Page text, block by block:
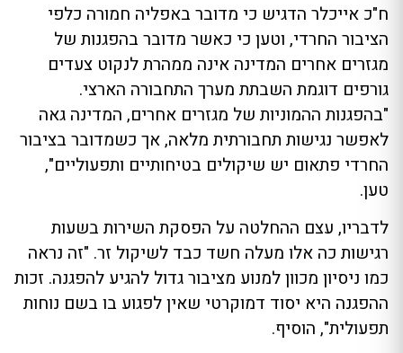
ח"כ אייכלר הדגיש כי מדובר באפליה חמורה כלפי
הציבור החרדי, וטען כי כאשר מדובר בהפגנות של
מגזרים אחרים המדינה אינה ממהרת לנקוט צעדים
גורפים דוגמת השבתת מערך התחבורה הארצי.
"בהפגנות ההמוניות של מגזרים אחרים, המדינה גאה
לאפשר נגישות תחבורתית מלאה, אך כשמדובר בציבור
החרדי פתאום יש שיקולים בטיחותיים ותפעוליים",
טען.
לדבריו, עצם ההחלטה על הפסקת השירות בשעות
רגישות כה אלו מעלה חשד כבד לשיקול זר. "זה נראה
כמו ניסיון מכוון למנוע מציבור גדול להגיע להפגנה. זכות
ההפגנה היא יסוד דמוקרטי שאין לפגוע בו בשם נוחות
תפעולית", הוסיף.